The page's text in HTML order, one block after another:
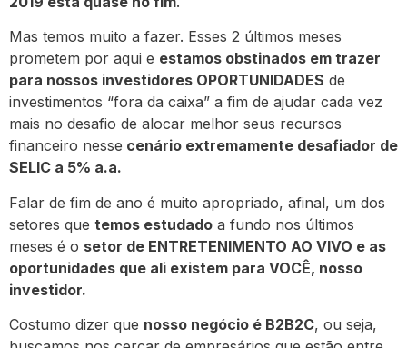
Mas temos muito a fazer. Esses 2 últimos meses
prometem por aqui e estamos obstinados em trazer
para nossos investidores OPORTUNIDADES de
investimentos “fora da caixa” a fim de ajudar cada vez
mais no desafio de alocar melhor seus recursos
financeiro nesse cenário extremamente desafiador de
SELIC a 5% a.a.
Falar de fim de ano é muito apropriado, afinal, um dos
setores que temos estudado a fundo nos últimos
meses é o setor de ENTRETENIMENTO AO VIVO e as
oportunidades que ali existem para VOCÊ, nosso
investidor.
Costumo dizer que nosso negócio é B2B2C, ou seja,